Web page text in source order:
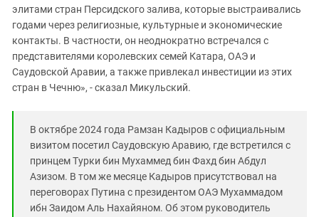
элитами стран Персидского залива, которые выстраивались
годами через религиозные, культурные и экономические
контакты. В частности, он неоднократно встречался с
представителями королевских семей Катара, ОАЭ и
Саудовской Аравии, а также привлекал инвестиции из этих
стран в Чечню», - сказал Микульский.
В октябре 2024 года Рамзан Кадыров с официальным
визитом посетил Саудовскую Аравию, где встретился с
принцем Турки бин Мухаммед бин Фахд бин Абдул
Азизом. В том же месяце Кадыров присутствовал на
переговорах Путина с президентом ОАЭ Мухаммадом
ибн Заидом Аль Нахайяном. Об этом руководитель